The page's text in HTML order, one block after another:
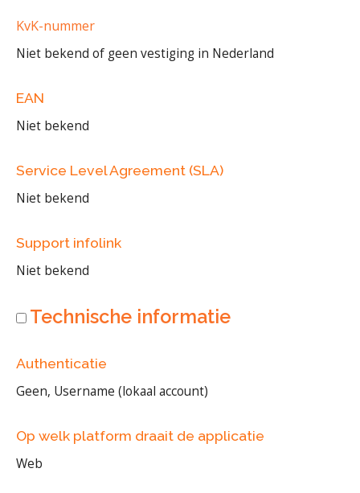
KvK-nummer
Niet bekend of geen vestiging in Nederland
EAN
Niet bekend
Service Level Agreement (SLA)
Niet bekend
Support infolink
Niet bekend
Technische informatie
Authenticatie
Geen, Username (lokaal account)
Op welk platform draait de applicatie
Web